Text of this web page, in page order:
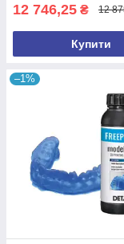
12 746,25 ₴ 12
Купити
–1%